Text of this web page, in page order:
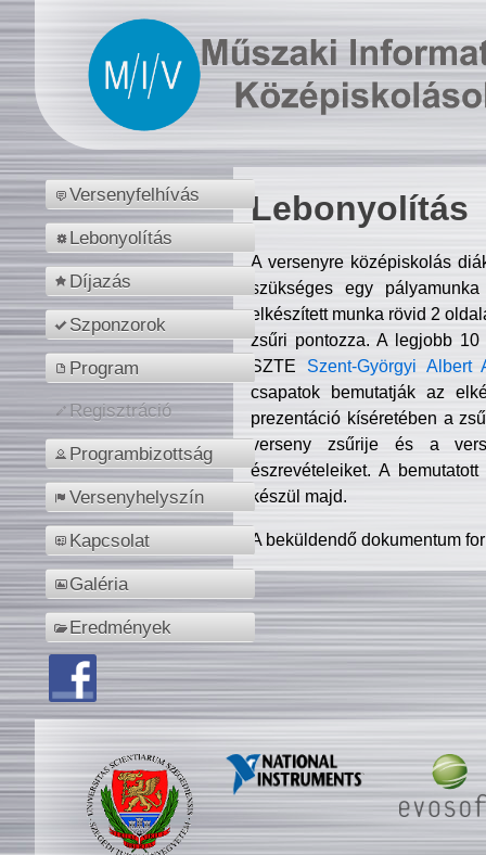
Versenyfelhívás
Lebonyolítás
Díjazás
Szponzorok
Program
Regisztráció
Programbizottság
Versenyhelyszín
Kapcsolat
Galéria
Eredmények
Lebonyolítás
A versenyre középiskolás
szükséges egy
elkészített munka rövid 2
zsűri pontozza. A legjobb
SZTE Szent-Györgyi Albert
csapatok bemutatják az
prezentáció kíséretében a
verseny zsűrije és a
észrevételeiket. A
készül majd.
A beküldendő dokumentum